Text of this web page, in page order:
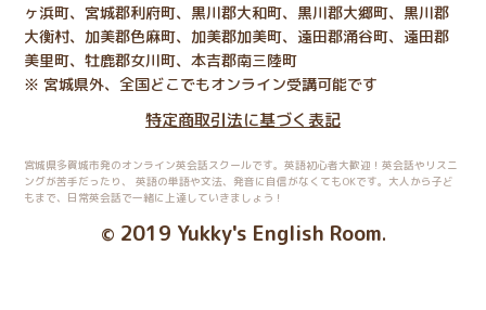
ヶ浜町、宮城郡利府町、黒川郡大和町、黒川郡大郷町、黒川郡
大衡村、加美郡色麻町、加美郡加美町、遠田郡涌谷町、遠田郡
美里町、牡鹿郡女川町、本吉郡南三陸町
※ 宮城県外、全国どこでもオンライン受講可能です
特定商取引法に基づく表記
宮城県多賀城市発のオンライン英会話スクールです。英語初心者大歓迎！英会話やリスニ
ングが苦手だったり、
英語の単語や文法、発音に自信がなくてもOKです。大人から子ど
もまで、日常英会話で一緒に上達していきましょう！
© 2019 Yukky's English Room.